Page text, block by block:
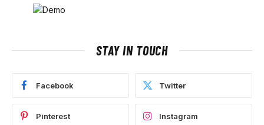
STAY IN TOUCH
Facebook Twitter
Pinterest Instagram